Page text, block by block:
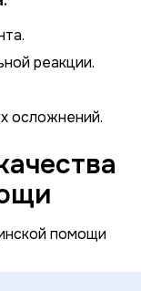
реакции.
осложнений.
помощи